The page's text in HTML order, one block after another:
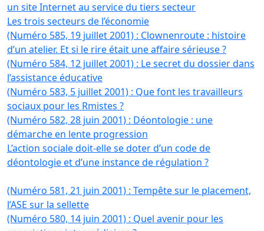
un site Internet au service du tiers secteur
Les trois secteurs de l’économie
(Numéro 585, 19 juillet 2001) : Clownenroute : histoire
d’un atelier. Et si le rire était une affaire sérieuse ?
(Numéro 584, 12 juillet 2001) : Le secret du dossier dans
l’assistance éducative
(Numéro 583, 5 juillet 2001) : Que font les travailleurs
sociaux pour les Rmistes ?
(Numéro 582, 28 juin 2001) : Déontologie : une
démarche en lente progression
L’action sociale doit-elle se doter d’un code de
déontologie et d’une instance de régulation ?
(Numéro 581, 21 juin 2001) : Tempête sur le placement,
l’ASE sur la sellette
(Numéro 580, 14 juin 2001) : Quel avenir pour les